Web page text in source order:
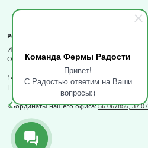
Команда Фермы Радости
Привет!
С Радостью ответим на Ваши
вопросы:)
Реквизиты
ИП Слизов Е.П.
ОГРНИП: 324508100709727,
141540, Московская обл., г.о.
Поваровка, д.12, к.1.
Координаты нашего офиса:56.067856,